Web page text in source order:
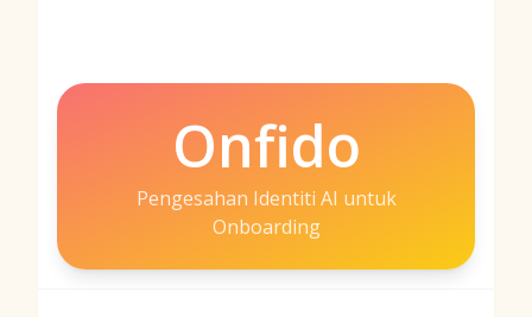
Onfido
Pengesahan Identiti AI untuk
Onboarding